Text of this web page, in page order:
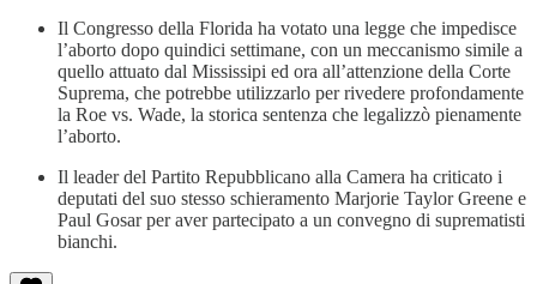
Il Congresso della Florida ha votato una legge che impedisce
l’aborto dopo quindici settimane, con un meccanismo simile a
quello attuato dal Mississipi ed ora all’attenzione della Corte
Suprema, che potrebbe utilizzarlo per rivedere profondamente
la Roe vs. Wade, la storica sentenza che legalizzò pienamente
l’aborto.
Il leader del Partito Repubblicano alla Camera ha criticato i
deputati del suo stesso schieramento Marjorie Taylor Greene e
Paul Gosar per aver partecipato a un convegno di suprematisti
bianchi.